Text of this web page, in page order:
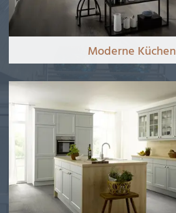
Moderne Küchen